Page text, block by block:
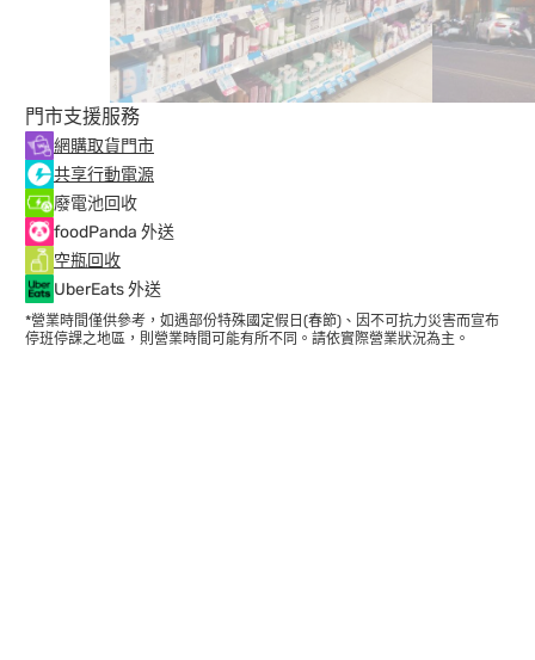
門市支援服務
網購取貨門市
共享行動電源
廢電池回收
foodPanda 外送
空瓶回收
UberEats 外送
*營業時間僅供參考，如遇部份特殊國定假日(春節)、因不可抗力災害而宣布
停班停課之地區，則營業時間可能有所不同。請依實際營業狀況為主。